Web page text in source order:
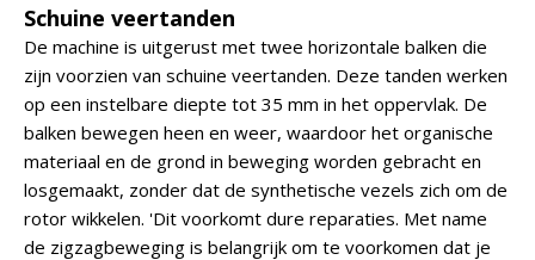
Schuine veertanden
De machine is uitgerust met twee horizontale balken die
zijn voorzien van schuine veertanden. Deze tanden werken
op een instelbare diepte tot 35 mm in het oppervlak. De
balken bewegen heen en weer, waardoor het organische
materiaal en de grond in beweging worden gebracht en
losgemaakt, zonder dat de synthetische vezels zich om de
rotor wikkelen. 'Dit voorkomt dure reparaties. Met name
de zigzagbeweging is belangrijk om te voorkomen dat je